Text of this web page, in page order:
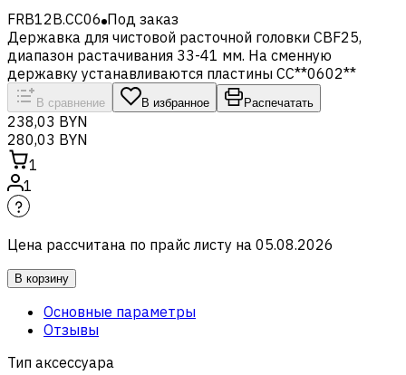
FRB12B.CC06 Под заказ
Державка для чистовой расточной головки CBF25,
диапазон растачивания 33-41 мм. На сменную
державку устанавливаются пластины CC**0602**
В сравнение В избранное Распечатать
238,03 BYN
280,03 BYN
1
1
Цена рассчитана по прайс листу на 05.08.2026
В корзину
Основные параметры
Отзывы
Тип аксессуара